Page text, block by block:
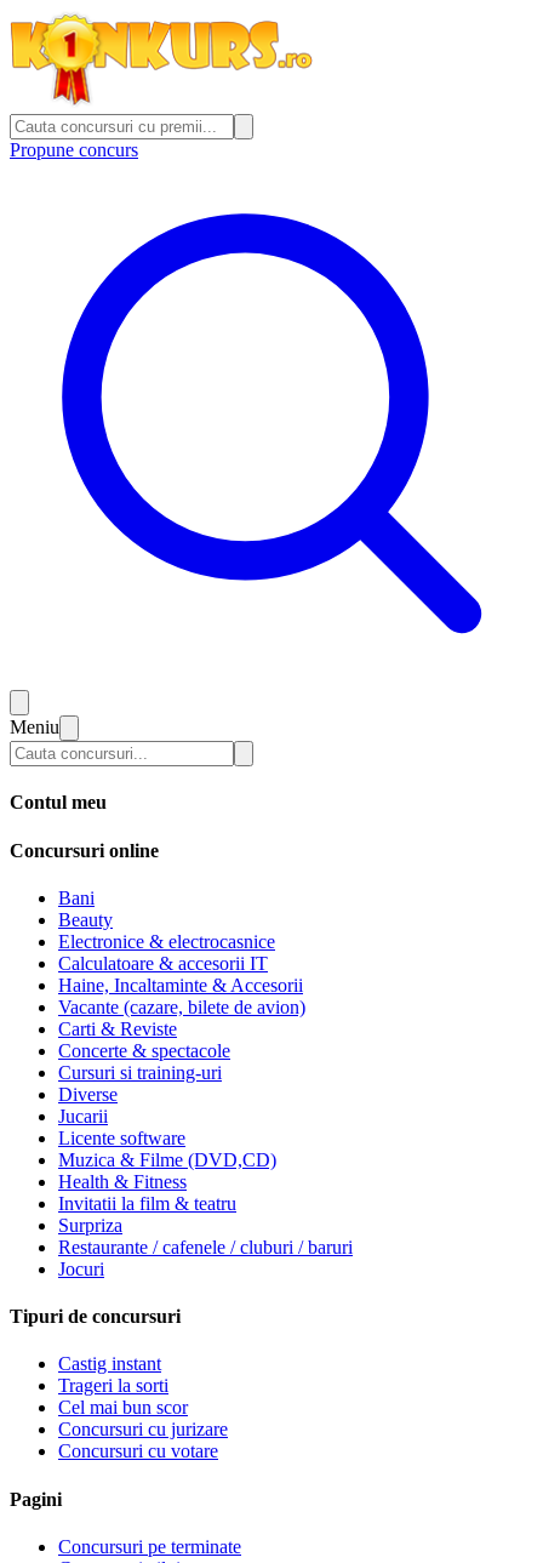
Propune concurs
Meniu
Contul meu
Concursuri online
Bani
Beauty
Electronice & electrocasnice
Calculatoare & accesorii IT
Haine, Incaltaminte & Accesorii
Vacante (cazare, bilete de avion)
Carti & Reviste
Concerte & spectacole
Cursuri si training-uri
Diverse
Jucarii
Licente software
Muzica & Filme (DVD,CD)
Health & Fitness
Invitatii la film & teatru
Surpriza
Restaurante / cafenele / cluburi / baruri
Jocuri
Tipuri de concursuri
Castig instant
Trageri la sorti
Cel mai bun scor
Concursuri cu jurizare
Concursuri cu votare
Pagini
Concursuri pe terminate